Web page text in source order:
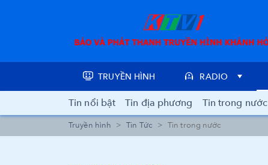
TRUYỀN HÌNH RADIO
Tin nổi bật Tin địa phương Tin trong nước
Truyền hình Tin Tức Tin trong nước